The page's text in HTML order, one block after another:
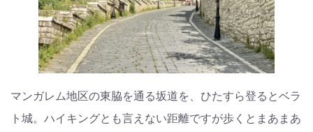
マンガレム地区の東脇を通る坂道を、ひたすら登るとベラ
ト城。ハイキングとも言えない距離ですが歩くとまあまあ